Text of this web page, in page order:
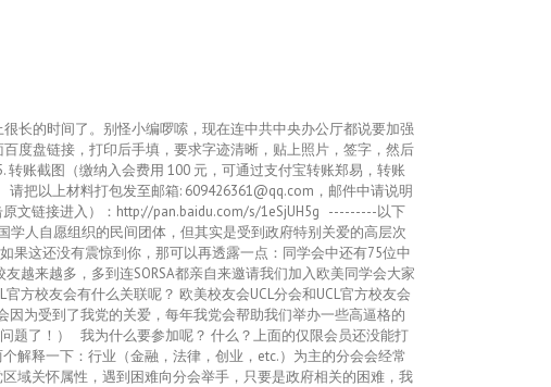
长的时间了。别怪小编啰嗦，现在连中共中央办公厅都说要加强
度盘链接，打印后手填，要求字迹清晰，贴上照片，签字，然后
账截图（缴纳入会费用 100 元，可通过支付宝转账郑易，转账
把以上材料打包发至邮箱: 609426361@qq.com，邮件中请说明
文链接进入）：http://pan.baidu.com/s/1eSjUH5g ---------以下
人自愿组织的民间团体，但其实是受到政府特别关爱的高层次
果这还没有震惊到你，那可以再透露一点：同学会中还有75位中
越来越多，多到连SORSA都亲自来邀请我们加入欧美同学会大家
方校友会有什么关联呢？ 欧美校友会UCL分会和UCL官方校友会
为受到了我党的关爱，每年我党会帮助我们举办一些高逼格的
题了！） 我为什么要参加呢？ 什么？上面的仅限会员还没能打
解释一下：行业（金融，法律，创业，etc.）为主的分会会经常
域关怀属性，遇到困难向分会举手，只要是政府相关的困难，我